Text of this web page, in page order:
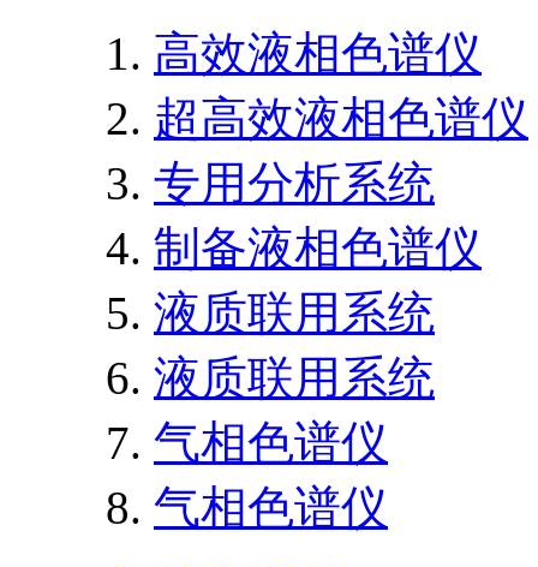
高效液相色谱仪
超高效液相色谱仪
专用分析系统
制备液相色谱仪
液质联用系统
液质联用系统
气相色谱仪
气相色谱仪